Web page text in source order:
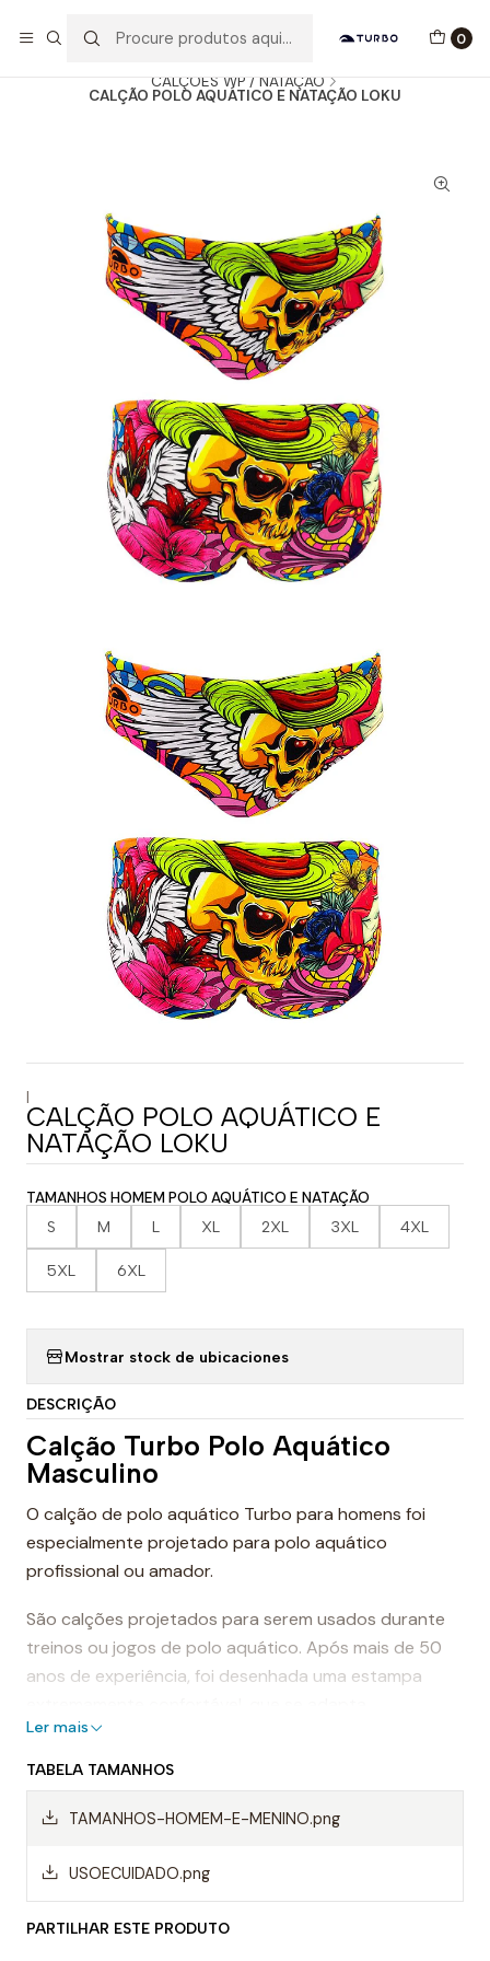
0
CALÇÕES WP / NATAÇÃO
CALÇÃO POLO AQUÁTICO E NATAÇÃO LOKU
|
CALÇÃO POLO AQUÁTICO E
NATAÇÃO LOKU
TAMANHOS HOMEM POLO AQUÁTICO E NATAÇÃO
S M L XL 2XL 3XL 4XL
5XL 6XL
Mostrar stock de ubicaciones
DESCRIÇÃO
Calção Turbo Polo Aquático
Masculino
O calção de polo aquático Turbo para homens foi
especialmente projetado para polo aquático
profissional ou amador.
São calções projetados para serem usados durante
treinos ou jogos de polo aquático. Após mais de 50
anos de experiência, foi desenhada uma estampa
perfeitamente ao corpo, proporcionando conforto e
sensação de leveza.
Dessa forma, os calções de polo aquático facilitam a
permitindo um movimento mais rápido ao nadar.
Ler mais
TABELA TAMANHOS
TAMANHOS-HOMEM-E-MENINO.png
USOECUIDADO.png
PARTILHAR ESTE PRODUTO